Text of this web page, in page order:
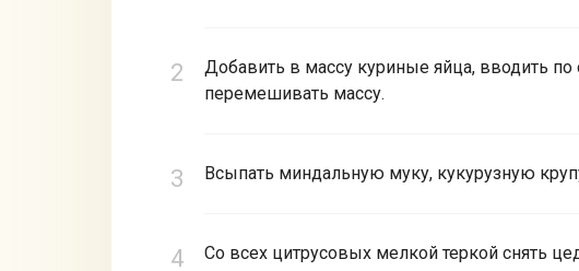
Добавить в массу куриные яйца, вводить
перемешивать массу.
Всыпать миндальную муку, кукурузную
Со всех цитрусовых мелкой теркой снять